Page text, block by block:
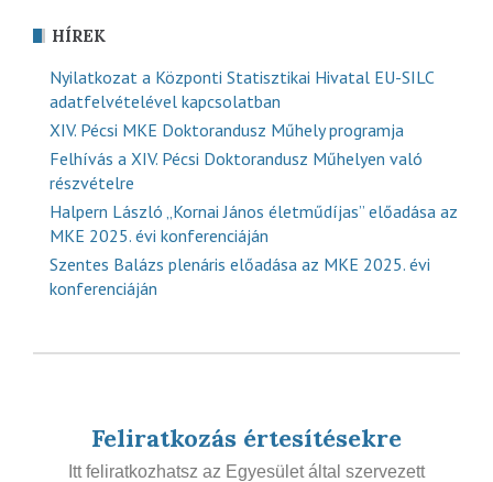
HÍREK
Nyilatkozat a Központi Statisztikai Hivatal EU-SILC
adatfelvételével kapcsolatban
XIV. Pécsi MKE Doktorandusz Műhely programja
Felhívás a XIV. Pécsi Doktorandusz Műhelyen való
részvételre
Halpern László „Kornai János életműdíjas” előadása az
MKE 2025. évi konferenciáján
Szentes Balázs plenáris előadása az MKE 2025. évi
konferenciáján
Feliratkozás értesítésekre
Itt feliratkozhatsz az Egyesület által szervezett